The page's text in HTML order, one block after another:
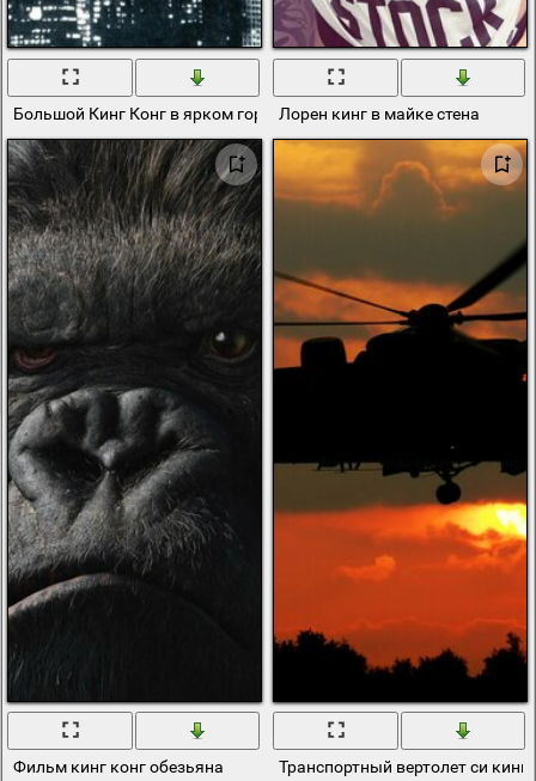
Большой Кинг Конг в ярком городеЛорен кинг в майке стена
Фильм кинг конг обезьяна Транспортный вертолет си кинг